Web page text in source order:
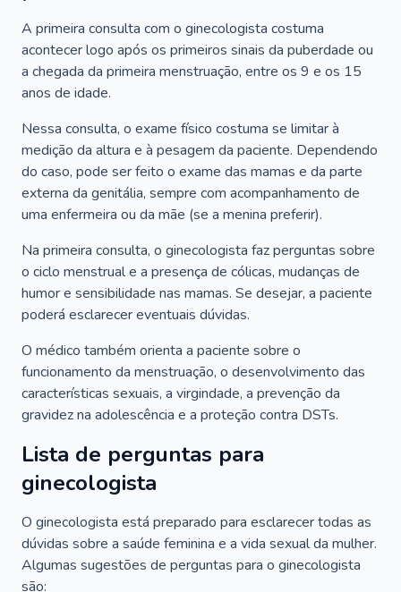
A primeira consulta com o ginecologista costuma
acontecer logo após os primeiros sinais da puberdade ou
a chegada da primeira menstruação, entre os 9 e os 15
anos de idade.
Nessa consulta, o exame físico costuma se limitar à
medição da altura e à pesagem da paciente. Dependendo
do caso, pode ser feito o exame das mamas e da parte
externa da genitália, sempre com acompanhamento de
uma enfermeira ou da mãe (se a menina preferir).
Na primeira consulta, o ginecologista faz perguntas sobre
o ciclo menstrual e a presença de cólicas, mudanças de
humor e sensibilidade nas mamas. Se desejar, a paciente
poderá esclarecer eventuais dúvidas.
O médico também orienta a paciente sobre o
funcionamento da menstruação, o desenvolvimento das
características sexuais, a virgindade, a prevenção da
gravidez na adolescência e a proteção contra DSTs.
Lista de perguntas para
ginecologista
O ginecologista está preparado para esclarecer todas as
dúvidas sobre a saúde feminina e a vida sexual da mulher.
Algumas sugestões de perguntas para o ginecologista
são: